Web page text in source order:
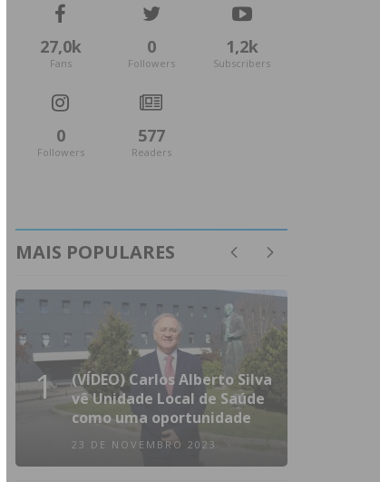
27,0k
Fans
0
Followers
1,2k
Subscribers
0
Followers
577
Readers
MAIS POPULARES
1
(VÍDEO) Carlos Alberto Silva
vê Unidade Local de Saúde
como uma oportunidade
23 DE NOVEMBRO 2023